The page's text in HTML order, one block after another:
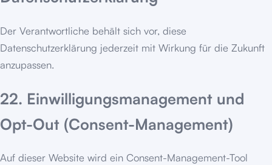
Der Verantwortliche behält sich vor, diese
Datenschutzerklärung jederzeit mit Wirkung für die Zukunft
anzupassen.
22. Einwilligungsmanagement und
Opt-Out (Consent-Management)
Auf dieser Website wird ein Consent-Management-Tool